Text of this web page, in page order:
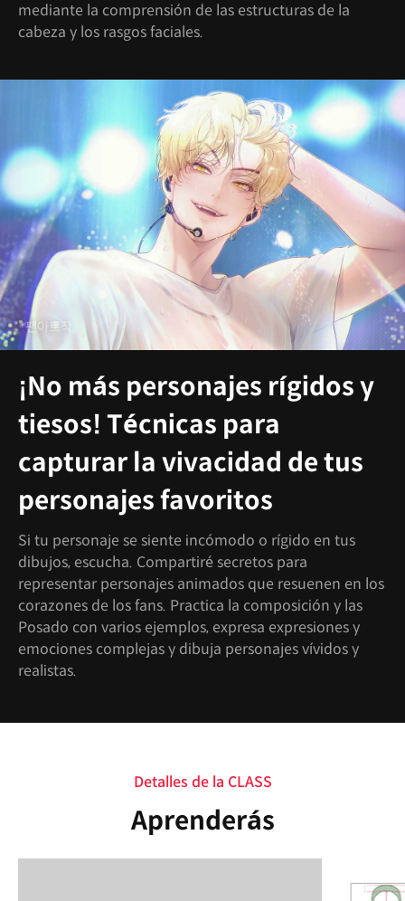
mediante la comprensión de las estructuras de la
cabeza y los rasgos faciales.
¡No más personajes rígidos y
tiesos! Técnicas para
capturar la vivacidad de tus
personajes favoritos
Si tu personaje se siente incómodo o rígido en tus
dibujos, escucha. Compartiré secretos para
representar personajes animados que resuenen en los
corazones de los fans. Practica la composición y las
Posado con varios ejemplos, expresa expresiones y
emociones complejas y dibuja personajes vívidos y
realistas.
Detalles de la CLASS
Aprenderás